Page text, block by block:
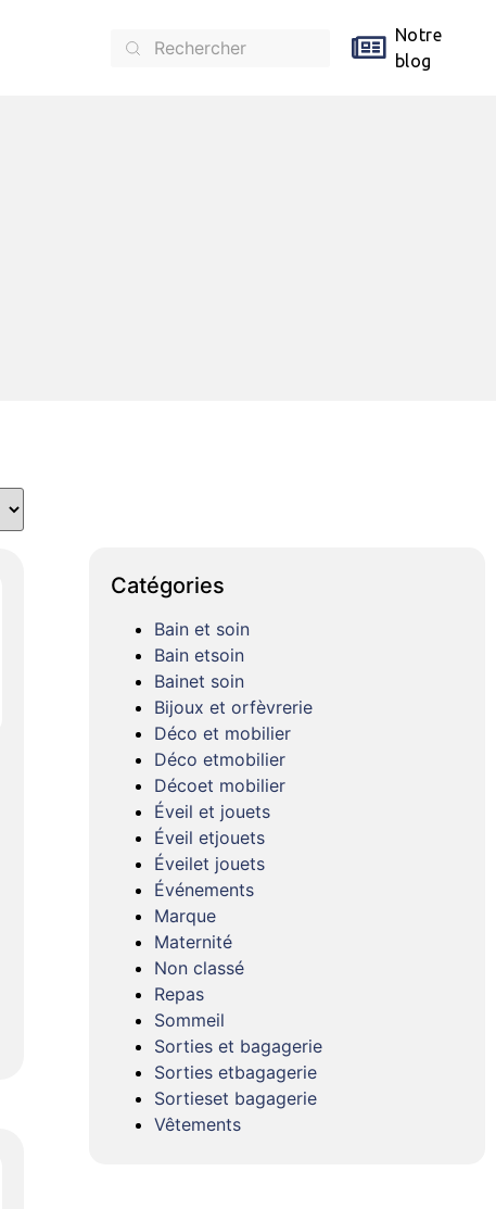
Notre
blog
Catégories
Bain et soin
Bain etsoin
Bainet soin
Bijoux et orfèvrerie
Déco et mobilier
Déco etmobilier
Décoet mobilier
Éveil et jouets
Éveil etjouets
Éveilet jouets
Événements
Marque
Maternité
Non classé
Repas
Sommeil
Sorties et bagagerie
Sorties etbagagerie
Sortieset bagagerie
Vêtements